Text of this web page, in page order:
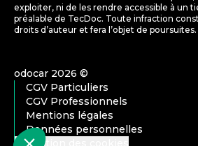
exploiter, ni de les rendre accessible à un
préalable de TecDoc. Toute infraction
droits d’auteur et fera l’objet de poursuites.
odocar 2026 ©
CGV Particuliers
CGV Professionnels
Mentions légales
Données personnelles
Gestion des cookies